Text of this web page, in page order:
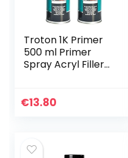
Troton 1K Primer
500 ml Primer
Spray Acryl Filler
Primer Spray Bak
€13.80